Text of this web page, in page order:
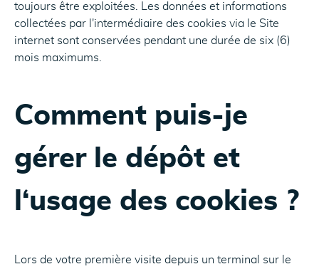
toujours être exploitées. Les données et informations
collectées par l'intermédiaire des cookies via le Site
internet sont conservées pendant une durée de six (6)
mois maximums.
Comment puis-je
gérer le dépôt et
l‘usage des cookies ?
Lors de votre première visite depuis un terminal sur le